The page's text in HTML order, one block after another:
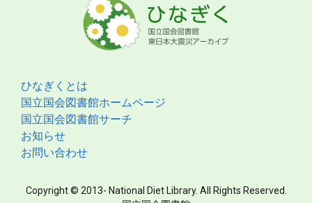
ひなぎくとは
国立国会図書館ホームページ
国立国会図書館サーチ
お知らせ
お問い合わせ
Copyright © 2013- National Diet Library. All Rights Reserved.